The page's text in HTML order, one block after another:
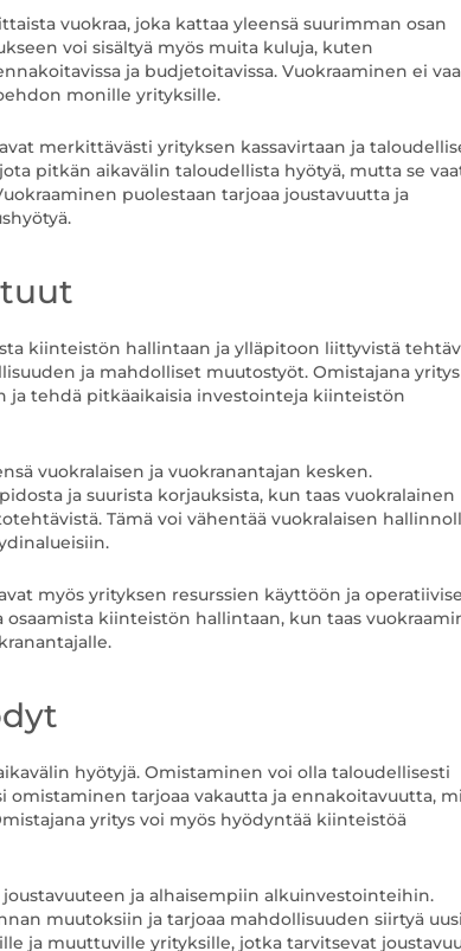
vuokraa, joka kattaa yleensä suurimman osan
voi sisältyä myös muita kuluja, kuten
ja budjetoitavissa. Vuokraaminen ei
monille yrityksille.
merkittävästi yrityksen kassavirtaan ja
pitkän aikavälin taloudellista hyötyä, mutta se
puolestaan tarjoaa joustavuutta ja
kiinteistön hallintaan ja ylläpitoon liittyvistä
ja mahdolliset muutostyöt. Omistajana
ja tehdä pitkäaikaisia investointeja kiinteistön
vuokralaisen ja vuokranantajan kesken.
ja suurista korjauksista, kun taas vuokralainen
Tämä voi vähentää vuokralaisen
myös yrityksen resurssien käyttöön ja
kiinteistön hallintaan, kun taas
hyötyjä. Omistaminen voi olla taloudellisesti
omistaminen tarjoaa vakautta ja ennakoitavuutta,
yritys voi myös hyödyntää kiinteistöä
ja alhaisempiin alkuinvestointeihin.
muutoksiin ja tarjoaa mahdollisuuden siirtyä
ja muuttuville yrityksille, jotka tarvitsevat